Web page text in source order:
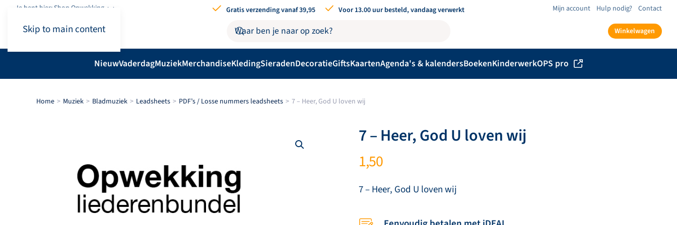
Skip to main content
Je bent hier: Shop.Opwekking Gratis verzending vanaf 39,95 Voor 13.00 uur besteld, vandaag verwerkt Mijn account Hulp nodig? Contact
Winkelwagen
NieuwVaderdagMuziekMerchandiseKledingSieradenDecoratieGiftsKaartenAgenda's & kalendersBoekenKinderwerkOPS pro
Home Muziek Bladmuziek Leadsheets PDF’s / Losse nummers leadsheets 7 – Heer, God U loven wij
7 – Heer, God U loven wij
1,50
7 – Heer, God U loven wij